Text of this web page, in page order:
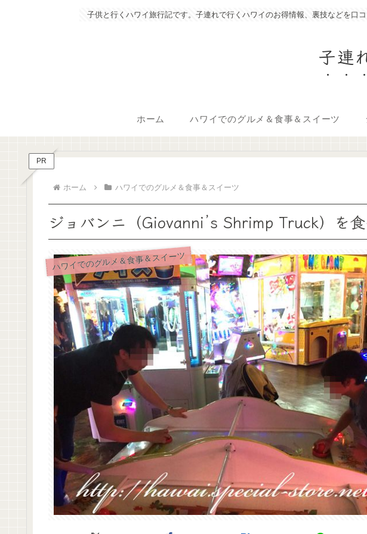
子供と行くハワイ旅行記です。子連れで行くハワイのお得情報、裏技などを口
子連
ホーム ハワイでのグルメ＆食事＆スイーツ
PR
ホーム ハワイでのグルメ＆食事＆スイーツ
ジョバンニ（Giovanni’s Shrimp Truck）を
ハワイでのグルメ＆食事＆スイーツ